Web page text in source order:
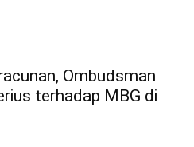
Ombudsman
terhadap MBG di